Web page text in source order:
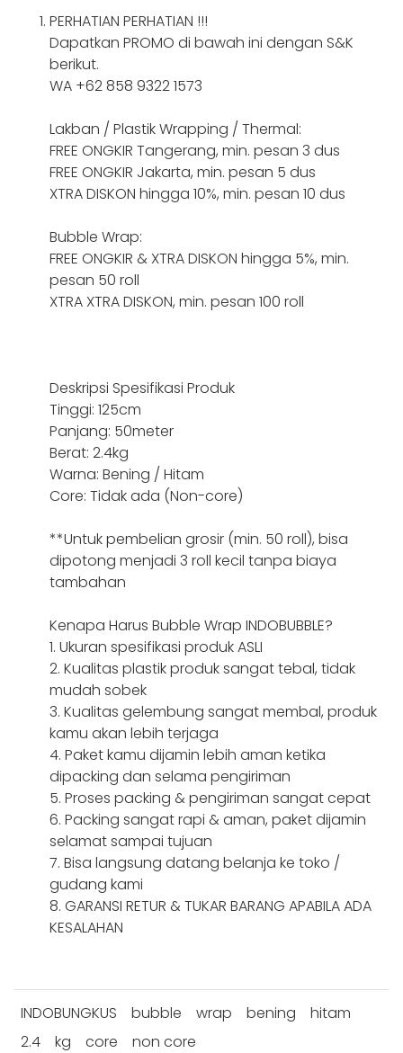
PERHATIAN PERHATIAN !!!
Dapatkan PROMO di bawah ini dengan S&K
berikut.
WA +62 858 9322 1573
Lakban / Plastik Wrapping / Thermal:
FREE ONGKIR Tangerang, min. pesan 3 dus
FREE ONGKIR Jakarta, min. pesan 5 dus
XTRA DISKON hingga 10%, min. pesan 10 dus
Bubble Wrap:
FREE ONGKIR & XTRA DISKON hingga 5%, min.
pesan 50 roll
XTRA XTRA DISKON, min. pesan 100 roll
Deskripsi Spesifikasi Produk
Tinggi: 125cm
Panjang: 50meter
Berat: 2.4kg
Warna: Bening / Hitam
Core: Tidak ada (Non-core)
**Untuk pembelian grosir (min. 50 roll), bisa
dipotong menjadi 3 roll kecil tanpa biaya
tambahan
Kenapa Harus Bubble Wrap INDOBUBBLE?
1. Ukuran spesifikasi produk ASLI
2. Kualitas plastik produk sangat tebal, tidak
mudah sobek
3. Kualitas gelembung sangat membal, produk
kamu akan lebih terjaga
4. Paket kamu dijamin lebih aman ketika
dipacking dan selama pengiriman
5. Proses packing & pengiriman sangat cepat
6. Packing sangat rapi & aman, paket dijamin
selamat sampai tujuan
7. Bisa langsung datang belanja ke toko /
gudang kami
8. GARANSI RETUR & TUKAR BARANG APABILA ADA
KESALAHAN
INDOBUNGKUS bubble wrap bening
hitam
2.4
kg core non core